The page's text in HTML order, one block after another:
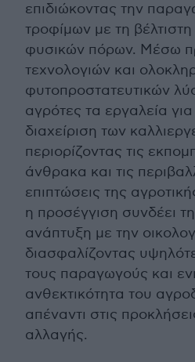
επιδιώκοντας την
τροφίμων με τη
φυσικών πόρων. Μέσω
τεχνολογιών και
φυτοπροστατευτικών
αγρότες τα εργαλεία
διαχείριση των
περιορίζοντας τις
άνθρακα και τις
επιπτώσεις της
η προσέγγιση συνδέει
ανάπτυξη με την
διασφαλίζοντας
τους παραγωγούς και
ανθεκτικότητα του
απέναντι στις
αλλαγής.